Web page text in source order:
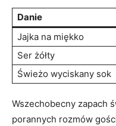
Danie
Jajka na miękko
Ser żółty
Świeżo wyciskany sok
Wszechobecny zapach
porannych rozmów